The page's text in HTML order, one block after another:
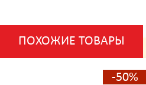
ПОХОЖИЕ ТОВАРЫ
-50%